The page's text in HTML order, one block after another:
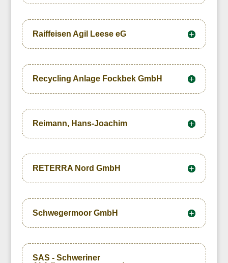
Raiffeisen Agil Leese eG
Recycling Anlage Fockbek GmbH
Reimann, Hans-Joachim
RETERRA Nord GmbH
Schwegermoor GmbH
SAS - Schweriner